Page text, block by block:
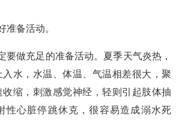
准备活动。
要做充足的准备活动。夏季天气炎热，
水，水温、体温、气温相差很大，聚
缩，刺激感觉神经，轻则引起肢体抽
性心脏停跳休克，很容易造成溺水死